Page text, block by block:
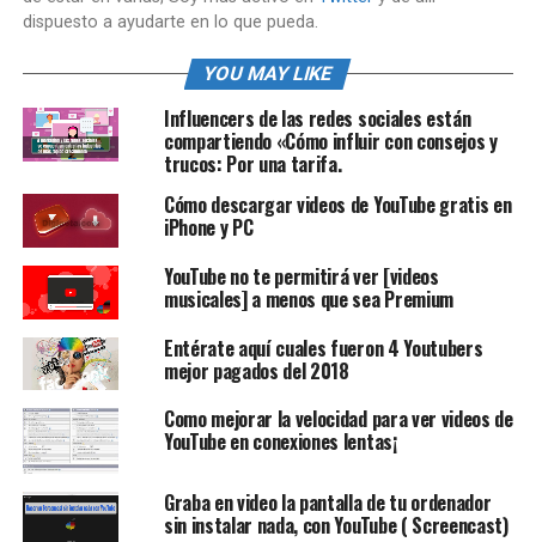
dispuesto a ayudarte en lo que pueda.
YOU MAY LIKE
Influencers de las redes sociales están
compartiendo «Cómo influir con consejos y
trucos: Por una tarifa.
Cómo descargar videos de YouTube gratis en
iPhone y PC
YouTube no te permitirá ver [videos
musicales] a menos que sea Premium
Entérate aquí cuales fueron 4 Youtubers
mejor pagados del 2018
Como mejorar la velocidad para ver videos de
YouTube en conexiones lentas¡
Graba en video la pantalla de tu ordenador
sin instalar nada, con YouTube ( Screencast)